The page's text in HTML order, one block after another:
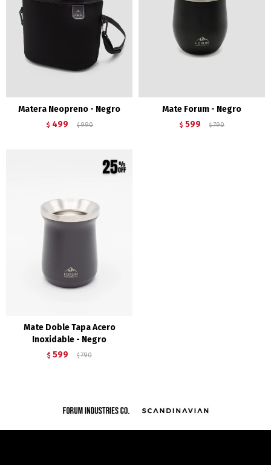
Matera Neopreno - Negro
$ 499 $ 990
Mate Forum - Negro
$ 599 $ 790
Mate Doble Tapa Acero
Inoxidable - Negro
$ 599 $ 790